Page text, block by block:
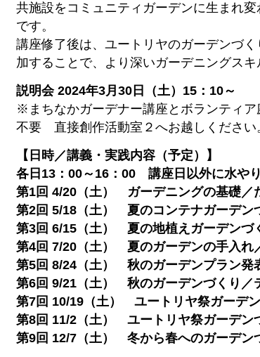
共施設をコミュニティガーデンに生まれ
です。
講座修了後は、ユートリヤのガーデンづ
加することで、より深いガーデニングス
説明会 2024年3月30日（土）15：10～
※まちなかガーデナー講座とボランティ
不要 直接創作活動室２へお越しください
【日時／講義・実践内容（予定）】
各日13：00～16：00 講座日以外に水や
第1回 4/20（土） ガーデニングの基礎／
第2回 5/18（土） 夏のコンテナガーデン
第3回 6/15（土） 夏の地植えガーデンづ
第4回 7/20（土） 夏のガーデンの手入れ
第5回 8/24（土） 秋のガーデンプラン発
第6回 9/21（土） 秋のガーデンづくり／
第7回 10/19（土） ユートリヤ祭ガーデ
第8回 11/2（土） ユートリヤ祭ガーデン
第9回 12/7（土） 冬から春へのガーデン